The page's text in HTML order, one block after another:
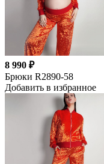
8 990 ₽
Брюки R2890-58
Добавить в избранное